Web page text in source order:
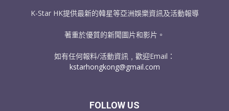
K-Star HK提供最新的韓星等亞洲娛樂資訊及活動報導
著重於優質的新聞圖片和影片。
如有任何報料/活動資訊﹐歡迎Email：
kstarhongkong@gmail.com
FOLLOW US